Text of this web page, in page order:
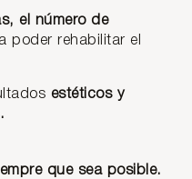
el número de
poder rehabilitar el
estéticos y
que sea posible.